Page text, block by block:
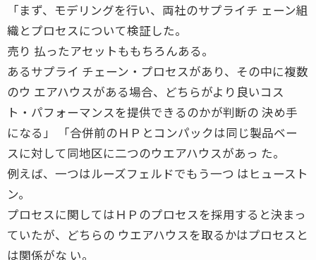
「まず、モデリングを行い、両社のサプライチ ェーン組
織とプロセスについて検証した。
売り 払ったアセットももちろんある。
あるサプライ チェーン・プロセスがあり、その中に複数
のウ エアハウスがある場合、どちらがより良いコス
ト・パフォーマンスを提供できるのかが判断の 決め手
になる」 「合併前のＨＰとコンパックは同じ製品ベー
スに対して同地区に二つのウエアハウスがあっ た。
例えば、一つはルーズフェルドでもう一つ はヒュースト
ン。
プロセスに関してはＨＰのプロセスを採用すると決まっ
ていたが、どちらの ウエアハウスを取るかはプロセスと
は関係がな い。